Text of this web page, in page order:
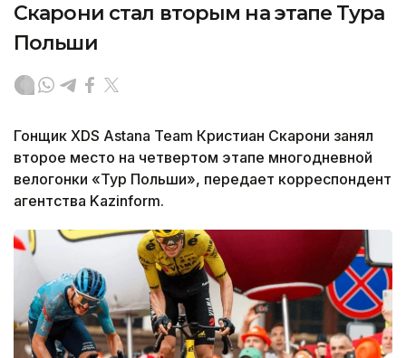
Скарони стал вторым на этапе Тура
Польши
Гонщик XDS Astana Team Кристиан Скарони занял
второе место на четвертом этапе многодневной
велогонки «Тур Польши», передает корреспондент
агентства Kazinform.